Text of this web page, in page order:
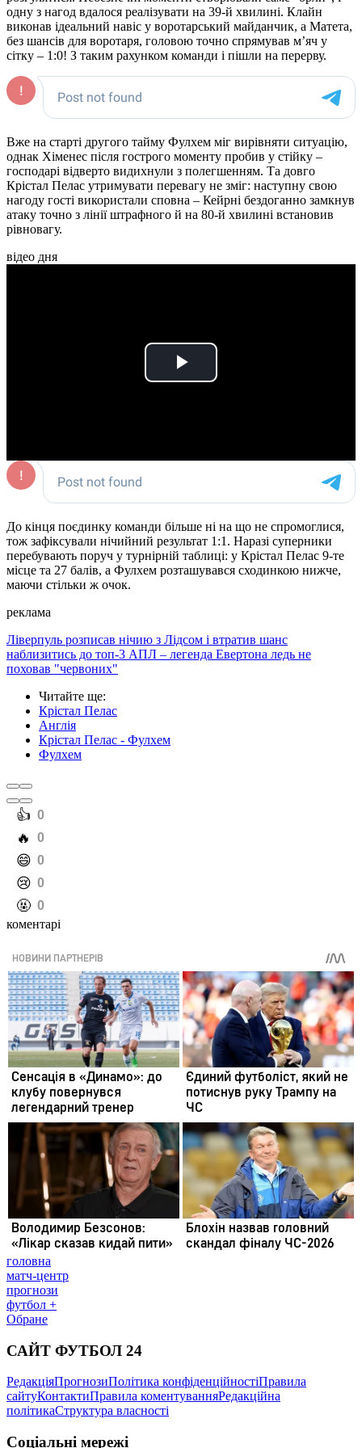
одну з нагод вдалося реалізувати на 39-й хвилині. Клайн
виконав ідеальний навіс у воротарський майданчик, а Матета,
без шансів для воротаря, головою точно спрямував м’яч у
сітку – 1:0! З таким рахунком команди і пішли на перерву.
Вже на старті другого тайму Фулхем міг вирівняти ситуацію,
однак Хіменес після гострого моменту пробив у стійку –
господарі відверто видихнули з полегшенням. Та довго
Крістал Пелас утримувати перевагу не зміг: наступну свою
нагоду гості використали сповна – Кейрні бездоганно замкнув
атаку точно з лінії штрафного й на 80-й хвилині встановив
рівновагу.
відео дня
Play
До кінця поєдинку команди більше ні на що не спромоглися,
тож зафіксували нічийний результат 1:1. Наразі суперники
перебувають поруч у турнірній таблиці: у Крістал Пелас 9-те
місце та 27 балів, а Фулхем розташувався сходинкою нижче,
маючи стільки ж очок.
реклама
Ліверпуль розписав нічию з Лідсом і втратив шанс
наблизитись до топ-3 АПЛ – легенда Евертона ледь не
поховав "червоних"
Читайте ще:
Крістал Пелас
Англія
Крістал Пелас - Фулхем
Фулхем
️👍 0
️🔥 0
️😄 0
️😢 0
️🤬 0
коментарі
головна
матч-центр
прогнози
футбол +
Обране
САЙТ ФУТБОЛ 24
РедакціяПрогнозиПолітика конфіденційностіПравила
сайтуКонтактиПравила коментуванняРедакційна
політикаСтруктура власності
Соціальні мережі